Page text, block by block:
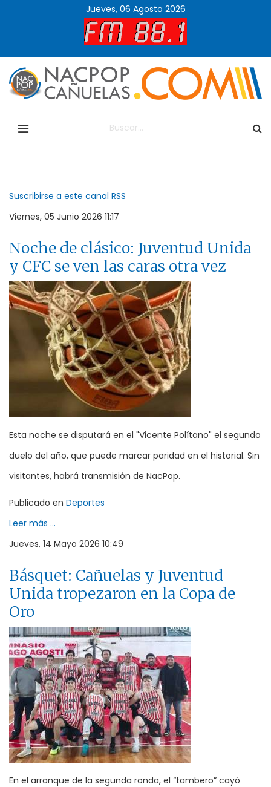
Jueves, 06 Agosto 2026
Suscribirse a este canal RSS
Viernes, 05 Junio 2026 11:17
Noche de clásico: Juventud Unida
y CFC se ven las caras otra vez
Esta noche se disputará en el "Vicente Polítano" el segundo
duelo del año, que puede marcar paridad en el historial. Sin
visitantes, habrá transmisión de NacPop.
Publicado en Deportes
Leer más ...
Jueves, 14 Mayo 2026 10:49
Básquet: Cañuelas y Juventud
Unida tropezaron en la Copa de
Oro
En el arranque de la segunda ronda, el “tambero” cayó